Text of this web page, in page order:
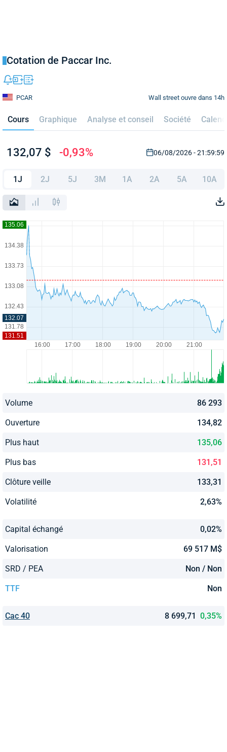
Cotation de Paccar Inc.
Wall street ouvre dans 14h
PCAR
Cours Graphique Analyse et conseil Société
132,07 $ -0,93% 06/08/2026 - 21:59:59
1J 2J 5J 3M 1A 2A 5A 10A
Volume 86 293
Ouverture 134,82
Plus haut 135,06
Plus bas 131,51
Clôture veille 133,31
Volatilité 2,63%
Capital échangé 0,02%
Valorisation 69 517 M$
SRD / PEA Non / Non
TTF Non
Cac 40 8 699,71 0,35%